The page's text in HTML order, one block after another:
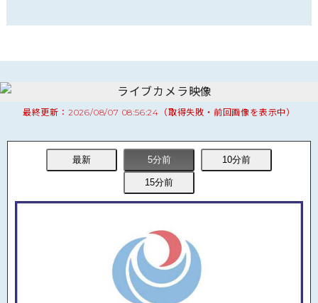
JR北海道様より感謝状を拝受いたしました
2025.08.25
白滝管理ステーション見学会を開催しまし
北海道湧別高等学校様より感謝状を頂戴し
ました
最終更新：2026/08/07 08:56:24（取得失敗・前回画像を表示中）